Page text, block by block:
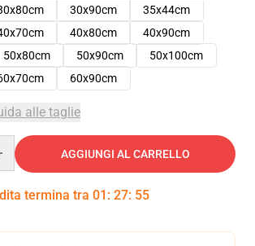
30x90cm
35x44cm
40x80cm
40x90cm
50x80cm 50x90cm
50x100cm
60x90cm
alle taglie
AGGIUNGI AL CARRELLO
termina tra 01 : 27: 55